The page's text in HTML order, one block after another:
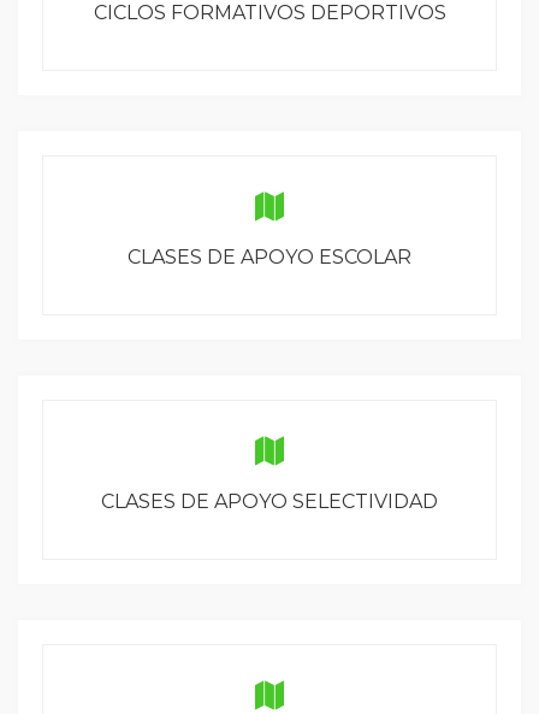
CICLOS FORMATIVOS DEPORTIVOS
CLASES DE APOYO ESCOLAR
CLASES DE APOYO SELECTIVIDAD